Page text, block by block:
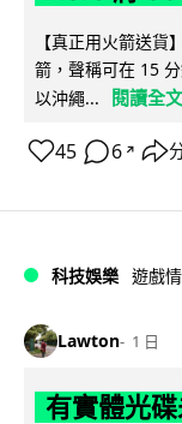
【真正用火箭送
箭，聲稱可在 15
以沖繩...
閱讀全文
45 6 ↗
科技娛樂 遊戲
Lawton 1 日
有實體光